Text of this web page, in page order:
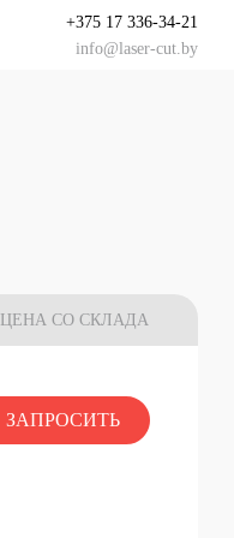
+375 17 336-34-21
info@laser-cut.by
ЦЕНА СО СКЛАДА
ЗАПРОСИТЬ